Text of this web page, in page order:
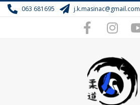
Skip
to
063 681695 j.k.masinac@gmail.com